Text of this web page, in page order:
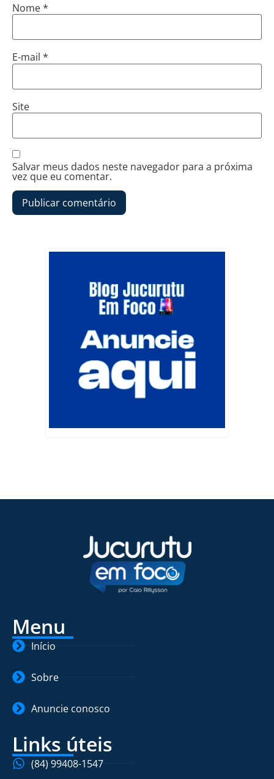
Nome*
E-mail *
Site
Salvar meus dados neste navegador para a próxima
vez que eu comentar.
Menu
Início
Sobre
Anuncie conosco
Links úteis
(84) 99408-1547